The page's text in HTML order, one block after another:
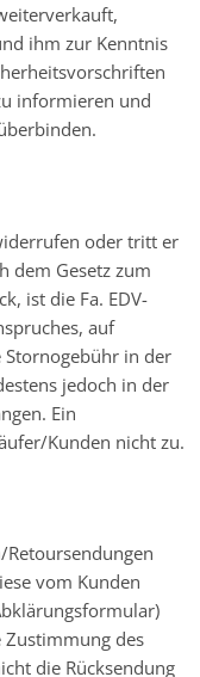
ihm zur Kenntnis
informieren und
oder tritt er
dem Gesetz zum
ist die Fa. EDV-
auf
Stornogebühr in der
jedoch in der
Ein
Kunden nicht zu.
vom Kunden
des
die Rücksendung